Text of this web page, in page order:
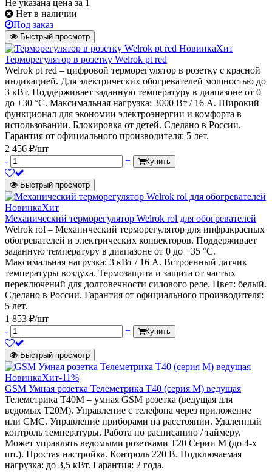
Не указана цена за 1
Нет в наличии
Под заказ
Быстрый просмотр
НовинкаХит
Терморегулятор в розетку Welrok pt red
Welrok pt red – цифровой терморегулятор в розетку с красной
индикацией. Для электрических обогревателей мощностью до
3 кВт. Поддерживает заданную температуру в диапазоне от 0
до +30 °С. Максимальная нагрузка: 3000 Вт / 16 А. Широкий
функционал для экономии электроэнергии и комфорта в
использовании. Блокировка от детей. Сделано в России.
Гарантия от официального производителя: 5 лет.
2 456 ₽/шт
-
+ Купить
Быстрый просмотр
НовинкаХит
Механический терморегулятор Welrok rol для обогревателей
Welrok rol – Механический терморегулятор для инфракрасных
обогревателей и электрических конвекторов. Поддерживает
заданную температуру в диапазоне от 0 до +35 °С.
Максимальная нагрузка: 3 кВт / 16 А. Встроенный датчик
температуры воздуха. Термозащита и защита от частых
переключений для долговечности силового реле. Цвет: белый.
Сделано в России. Гарантия от официального производителя:
5 лет.
1 853 ₽/шт
-
+ Купить
Быстрый просмотр
НовинкаХит-11%
GSM Умная розетка Телеметрика Т40 (серия М) ведущая
Телеметрика Т40М – умная GSM розетка (ведущая для
ведомых Т20М). Управление с телефона через приложение
или СМС. Управление приборами на расстоянии. Удаленный
контроль температуры. Работа по расписанию / таймеру.
Может управлять ведомыми розетками Т20 Серии М (до 4-х
шт.). Простая настройка. Контроль 220 В. Подключаемая
нагрузка: до 3,5 кВт. Гарантия: 2 года.